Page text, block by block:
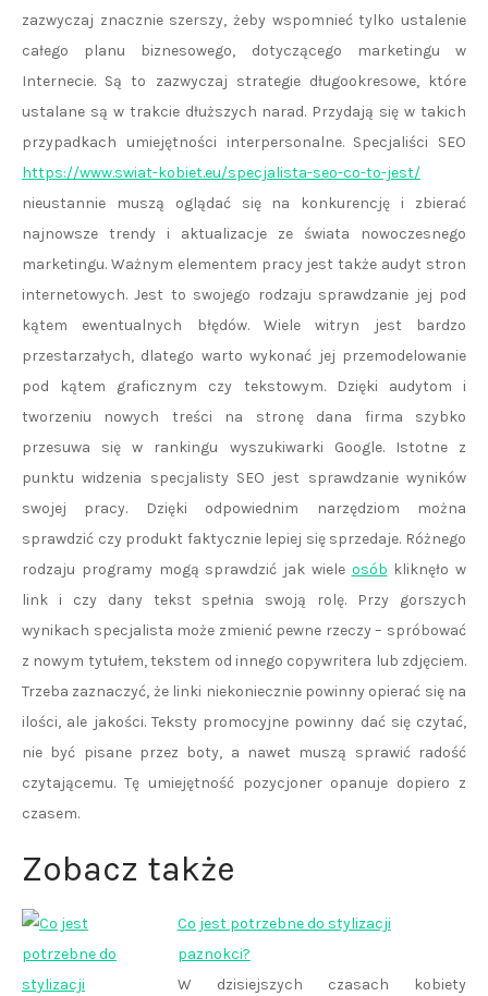
zazwyczaj znacznie szerszy, żeby wspomnieć tylko ustalenie
całego planu biznesowego, dotyczącego marketingu w
Internecie. Są to zazwyczaj strategie długookresowe, które
ustalane są w trakcie dłuższych narad. Przydają się w takich
przypadkach umiejętności interpersonalne. Specjaliści SEO
https://www.swiat-kobiet.eu/specjalista-seo-co-to-jest/
nieustannie muszą oglądać się na konkurencję i zbierać
najnowsze trendy i aktualizacje ze świata nowoczesnego
marketingu. Ważnym elementem pracy jest także audyt stron
internetowych. Jest to swojego rodzaju sprawdzanie jej pod
kątem ewentualnych błędów. Wiele witryn jest bardzo
przestarzałych, dlatego warto wykonać jej przemodelowanie
pod kątem graficznym czy tekstowym. Dzięki audytom i
tworzeniu nowych treści na stronę dana firma szybko
przesuwa się w rankingu wyszukiwarki Google. Istotne z
punktu widzenia specjalisty SEO jest sprawdzanie wyników
swojej pracy. Dzięki odpowiednim narzędziom można
sprawdzić czy produkt faktycznie lepiej się sprzedaje. Różnego
rodzaju programy mogą sprawdzić jak wiele osób kliknęło w
link i czy dany tekst spełnia swoją rolę. Przy gorszych
wynikach specjalista może zmienić pewne rzeczy – spróbować
z nowym tytułem, tekstem od innego copywritera lub zdjęciem.
Trzeba zaznaczyć, że linki niekoniecznie powinny opierać się na
ilości, ale jakości. Teksty promocyjne powinny dać się czytać,
nie być pisane przez boty, a nawet muszą sprawić radość
czytającemu. Tę umiejętność pozycjoner opanuje dopiero z
czasem.
Zobacz także
Co jest potrzebne do stylizacji
paznokci?
W dzisiejszych czasach kobiety